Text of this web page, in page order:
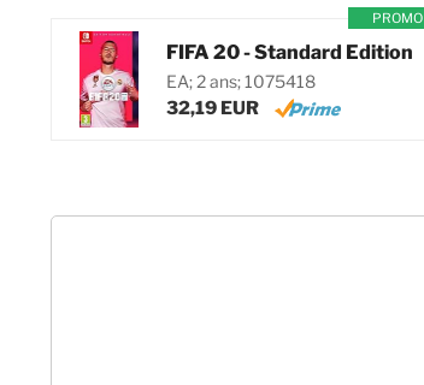
PROMO
FIFA 20 - Standard Edition
EA; 2 ans; 1075418
32,19 EUR